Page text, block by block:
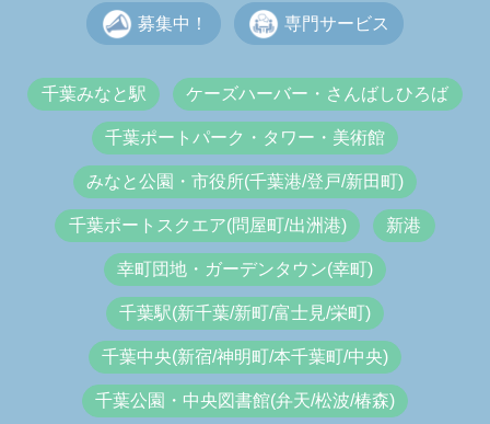
募集中！ 専門サービス
千葉みなと駅 ケーズハーバー・さんばしひろば
千葉ポートパーク・タワー・美術館
みなと公園・市役所(千葉港/登戸/新田町)
千葉ポートスクエア(問屋町/出洲港) 新港
幸町団地・ガーデンタウン(幸町)
千葉駅(新千葉/新町/富士見/栄町)
千葉中央(新宿/神明町/本千葉町/中央)
千葉公園・中央図書館(弁天/松波/椿森)